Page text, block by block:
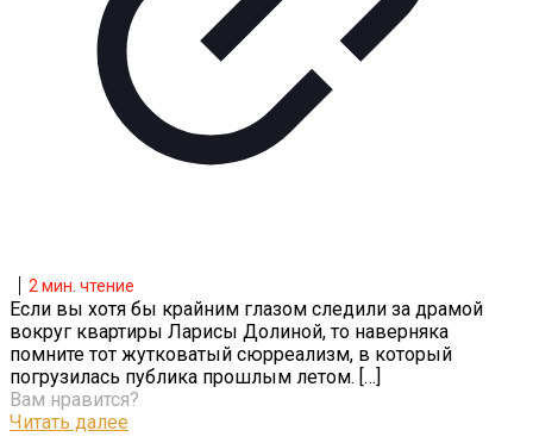
2 мин. чтение
Если вы хотя бы крайним глазом следили за драмой
вокруг квартиры Ларисы Долиной, то наверняка
помните тот жутковатый сюрреализм, в который
погрузилась публика прошлым летом. […]
Вам нравится?
Читать далее